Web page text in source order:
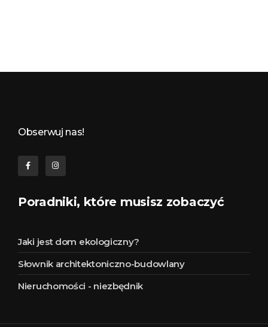
Obserwuj nas!
Poradniki, które musisz zobaczyć
Jaki jest dom ekologiczny?
Słownik architektoniczno-budowlany
Nieruchomości - niezbędnik